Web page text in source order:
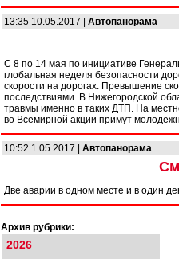
13:35 10.05.2017 | Автопанорама
С 8 по 14 мая по инициативе
глобальная неделя безопасности
скорости на дорогах. Превышение
последствиями. В Нижегородской
травмы именно в таких ДТП. На
во Всемирной акции примут
10:52 1.05.2017 | Автопанорама
Две аварии в одном месте и в один
Архив рубрики:
2026